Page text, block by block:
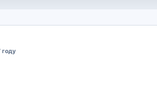
году